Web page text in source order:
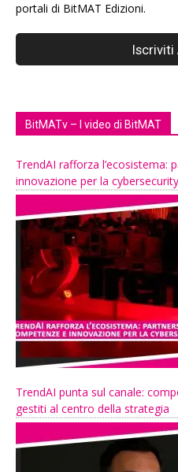
portali di BitMAT Edizioni.
BitMATv – I video di BitMAT
TrendAI rafforza l’ecosistema:
innovazione per la
TrendAI punta sul canale:
gestiti al centro della strategia